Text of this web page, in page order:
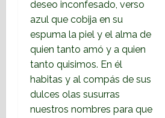
deseo inconfesado, verso
azul que cobija en su
espuma la piel y el alma de
quien tanto amó y a quien
tanto quisimos. En él
habitas y al compás de sus
dulces olas susurras
nuestros nombres para que